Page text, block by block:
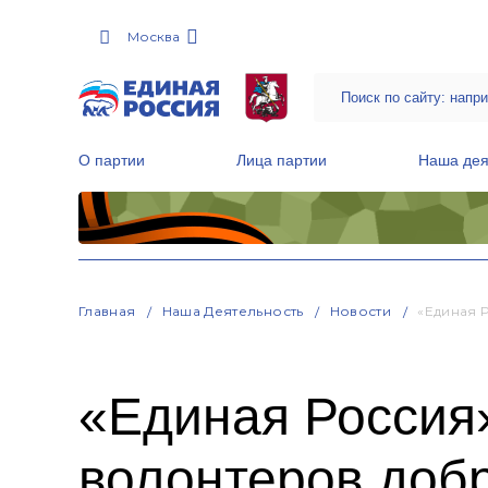
Москва
О партии Лица партии Наша
Главная Наша Деятельность Новости «Единая
«Единая